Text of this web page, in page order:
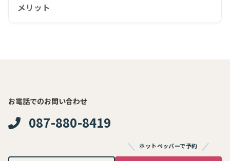
メリット
お電話でのお問い合わせ
087-880-8419
ホットペッパーで予約